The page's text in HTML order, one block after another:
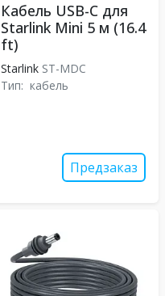
Кабель USB-C для
Starlink Mini 5 м (16.4
ft)
Starlink ST-MDC
Тип: кабель
Предзаказ